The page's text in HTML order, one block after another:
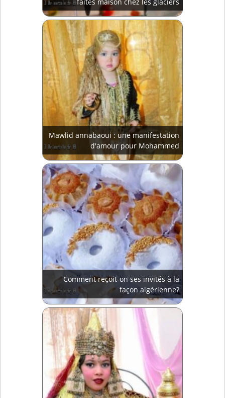
Mawlid annabaoui : une manifestation
d'amour pour Mohammed
Comment reçoit-on ses invités à la
façon algérienne?